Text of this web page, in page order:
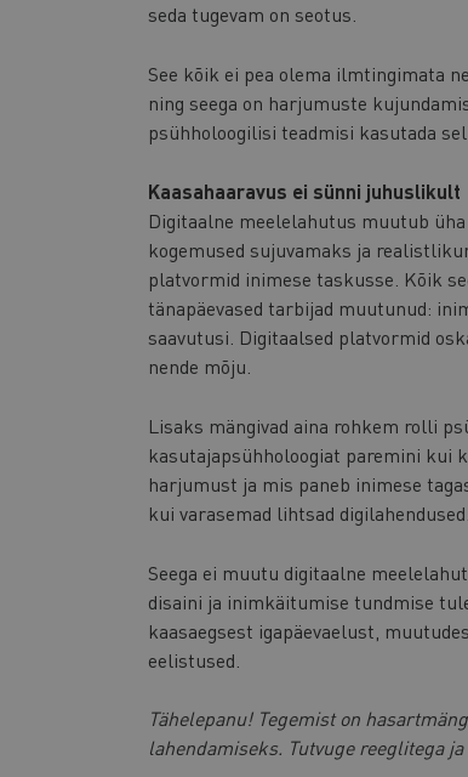
seda tugevam on seotus.
See kõik ei pea olema ilmtingimata
ning seega on harjumuste
psühholoogilisi teadmisi kasutada
Kaasahaaravus ei sünni juhuslikult
Digitaalne meelelahutus muutub
kogemused sujuvamaks ja
platvormid inimese taskusse. Kõik
tänapäevased tarbijad muutunud:
saavutusi. Digitaalsed platvormid
nende mõju.
Lisaks mängivad aina rohkem rolli
kasutajapsühholoogiat paremini kui
harjumust ja mis paneb inimese
kui varasemad lihtsad digilahendused.
Seega ei muutu digitaalne
disaini ja inimkäitumise tundmise
kaasaegsest igapäevaelust,
eelistused.
Tähelepanu! Tegemist on
lahendamiseks. Tutvuge reeglitega